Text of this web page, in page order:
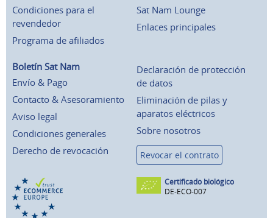
Condiciones para el
revendedor
Programa de afiliados
Sat Nam Lounge
Enlaces principales
Boletín Sat Nam
Envío & Pago
Contacto & Asesoramiento
Aviso legal
Condiciones generales
Derecho de revocación
Declaración de protección
de datos
Eliminación de pilas y
aparatos eléctricos
Sobre nosotros
Revocar el contrato
Certificado biológico
DE-ECO-007